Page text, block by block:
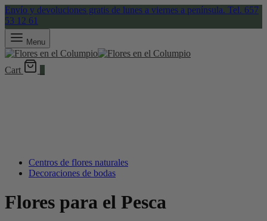
Envío y devoluciones gratis de lunes a viernes a península. Tel. 657
53 12 61
Menu
Cart
Centros de flores naturales
Decoraciones de bodas
Flores para el Pesca